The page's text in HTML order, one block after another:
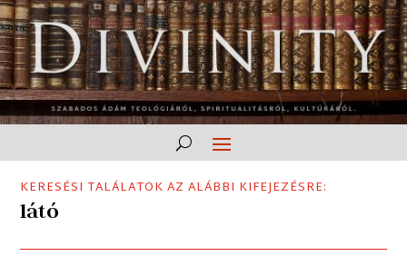
KERESÉSI TALÁLATOK AZ ALÁBBI KIFEJEZÉSRE:
látó